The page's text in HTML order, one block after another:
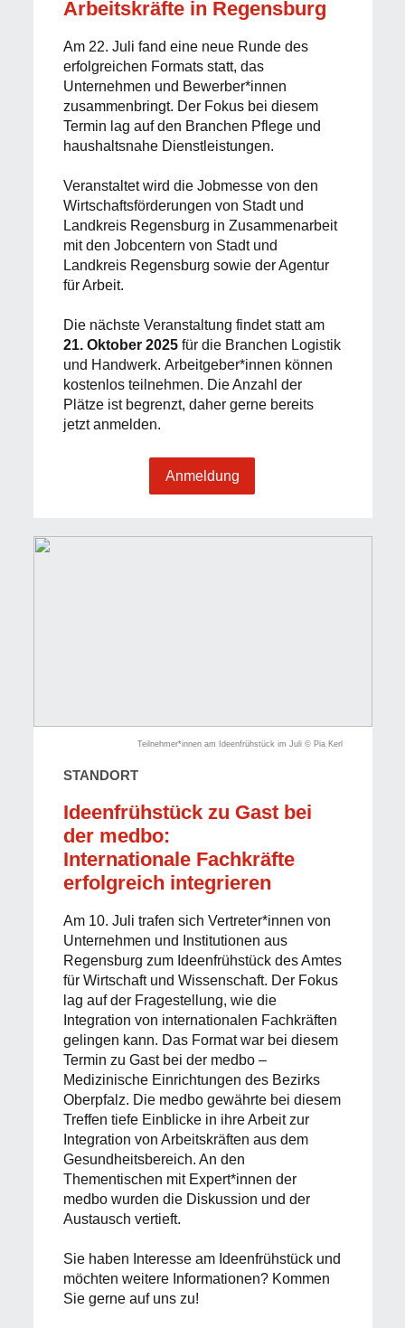
Arbeitskräfte in Regensburg
Am 22. Juli fand eine neue Runde des
erfolgreichen Formats statt, das
Unternehmen und Bewerber*innen
zusammenbringt. Der Fokus bei diesem
Termin lag auf den Branchen Pflege und
haushaltsnahe Dienstleistungen.
Veranstaltet wird die Jobmesse von den
Wirtschaftsförderungen von Stadt und
Landkreis Regensburg in Zusammenarbeit
mit den Jobcentern von Stadt und
Landkreis Regensburg sowie der Agentur
für Arbeit.
Die nächste Veranstaltung findet statt am
21. Oktober 2025für die Branchen Logistik
und Handwerk. Arbeitgeber*innen können
kostenlos teilnehmen. Die Anzahl der
Plätze ist begrenzt, daher gerne bereits
jetzt anmelden.
Anmeldung
Teilnehmer*innen am Ideenfrühstück im Juli © Pia Kerl
STANDORT
Ideenfrühstück zu Gast bei
der medbo:
Internationale Fachkräfte
erfolgreich integrieren
Am 10. Juli trafen sich Vertreter*innen von
Unternehmen und Institutionen aus
Regensburg zum Ideenfrühstück des Amtes
für Wirtschaft und Wissenschaft. Der Fokus
lag auf der Fragestellung, wie die
Integration von internationalen Fachkräften
gelingen kann. Das Format war bei diesem
Termin zu Gast bei der medbo –
Medizinische Einrichtungen des Bezirks
Oberpfalz. Die medbo gewährte bei diesem
Treffen tiefe Einblicke in ihre Arbeit zur
Integration von Arbeitskräften aus dem
Gesundheitsbereich. An den
Thementischen mit Expert*innen der
medbo wurden die Diskussion und der
Austausch vertieft.
Sie haben Interesse am Ideenfrühstück und
möchten weitere Informationen? Kommen
Sie gerne auf uns zu!